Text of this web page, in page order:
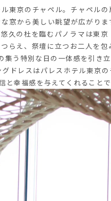
東京のチャペル。チャペル
窓から美しい眺望が広がり
久の杜を臨むパノラマは東
らえ、祭壇に立つお二人を
う特別な日の一体感を引き立
ドレスはパレスホテル東京
幸福感を与えてくれることで